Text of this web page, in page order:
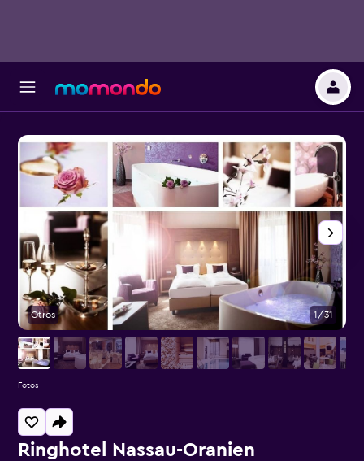
Ringhotel Nassau-Oranien
Otros 1/31
Fotos